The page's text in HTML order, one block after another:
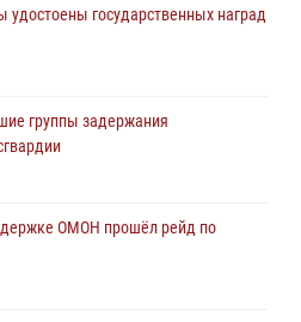
по горячим следам
государственных наград
группы задержания
ОМОН прошёл рейд по